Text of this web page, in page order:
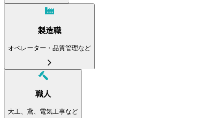
製造職
オペレーター・品質管理など
職人
大工、鳶、電気工事など